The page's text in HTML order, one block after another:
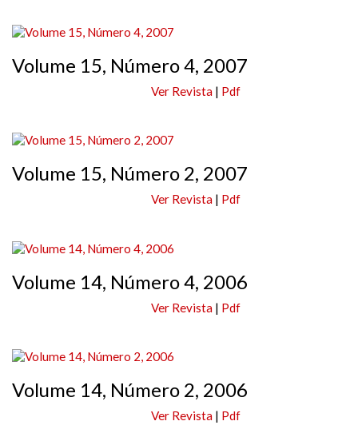
Volume 15, Número 4, 2007
Ver Revista | Pdf
Volume 15, Número 2, 2007
Ver Revista | Pdf
Volume 14, Número 4, 2006
Ver Revista | Pdf
Volume 14, Número 2, 2006
Ver Revista | Pdf